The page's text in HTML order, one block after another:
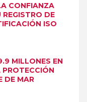
CONFIANZA
DE
ISO
MILLONES EN
DE MAR